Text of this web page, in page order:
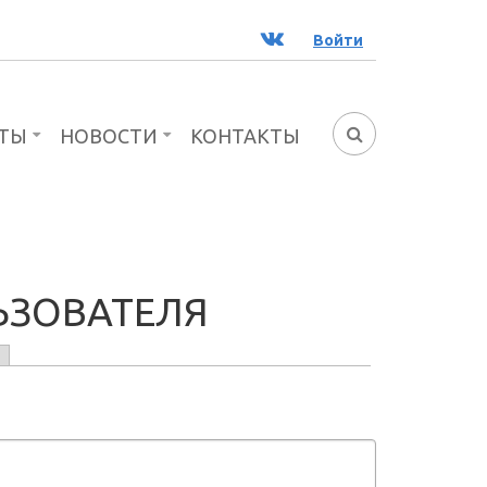
ВК Войти
ФОРМА
НОВОСТИ КОНТАКТЫ